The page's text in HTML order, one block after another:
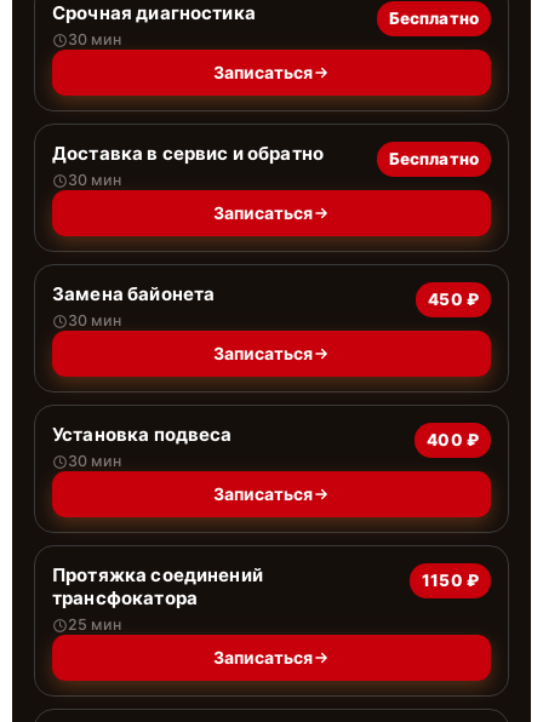
Срочная диагностика
30 мин
Бесплатно
Записаться
Доставка в сервис и обратно
30 мин
Бесплатно
Записаться
Замена байонета
30 мин
450 ₽
Записаться
Установка подвеса
30 мин
400 ₽
Записаться
Протяжка соединений
трансфокатора
25 мин
1150 ₽
Записаться